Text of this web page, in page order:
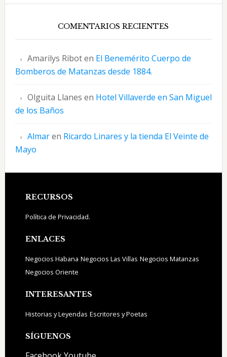
COMENTARIOS RECIENTES
Amarilys Riboten El Benemérito Cuerpo de
Bomberos de Matanzas desde 1884.
Olguita Llanes en Hotel Villaverde en San Miguel
de los Baños
Almaren Ricardo Linares y la tienda El Veinte de
Mayo
Footer
RECURSOS
Política de Privacidad.
ENLACES
Negocios Habana Negocios Las Villas Negocios Matanzas
Negocios Oriente
INTERESANTES
Historias y Leyendas Escritores y Poetas
SÍGUENOS